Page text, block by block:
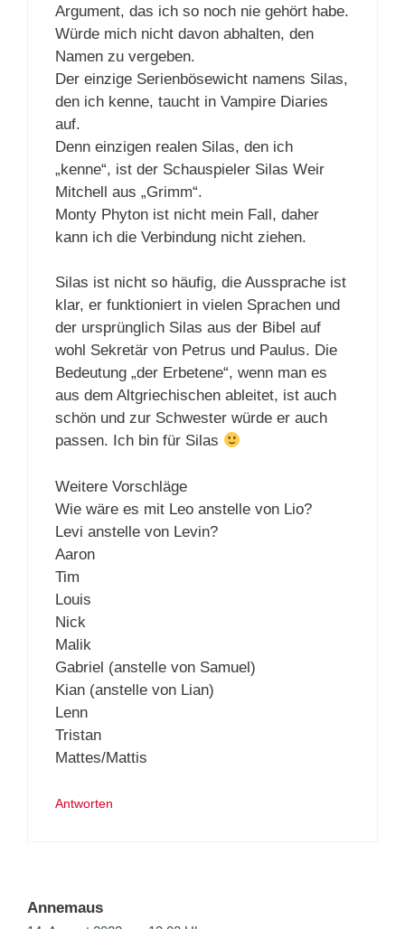
Argument, das ich so noch nie gehört habe.
Würde mich nicht davon abhalten, den
Namen zu vergeben.
Der einzige Serienbösewicht namens Silas,
den ich kenne, taucht in Vampire Diaries
auf.
Denn einzigen realen Silas, den ich
„kenne“, ist der Schauspieler Silas Weir
Mitchell aus „Grimm“.
Monty Phyton ist nicht mein Fall, daher
kann ich die Verbindung nicht ziehen.
Silas ist nicht so häufig, die Aussprache ist
klar, er funktioniert in vielen Sprachen und
der ursprünglich Silas aus der Bibel auf
wohl Sekretär von Petrus und Paulus. Die
Bedeutung „der Erbetene“, wenn man es
aus dem Altgriechischen ableitet, ist auch
schön und zur Schwester würde er auch
passen. Ich bin für Silas
Weitere Vorschläge
Wie wäre es mit Leo anstelle von Lio?
Levi anstelle von Levin?
Aaron
Tim
Louis
Nick
Malik
Gabriel (anstelle von Samuel)
Kian (anstelle von Lian)
Lenn
Tristan
Mattes/Mattis
Antworten
Annemaus